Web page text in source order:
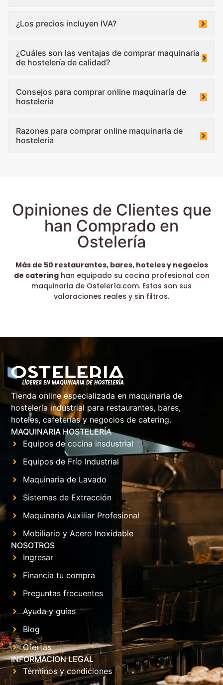
¿Los precios incluyen IVA?
¿Cuáles son las ventajas de comprar maquinaria
de hostelería de calidad?
Consejos para comprar online maquinaría de
hostelería
Razones para comprar online maquinaria de
hostelería
Opiniones de Clientes que
han Comprado en
Ostelería
Más de 50 restaurantes, bares, hoteles y negocios
de cateringhan equipado su cocina profesional con
maquinaria de Ostelería.com. Estas son sus
valoraciones reales y sin filtros.
Tienda online especializada en maquinaria de
hostelería industrial para restaurantes, bares,
hoteles, cafeterías y negocios de catering.
MAQUINARIA HOSTELERÍA
Equipos de cocina insdustrial
Equipos de Frío Industrial
Maquinaria de Lavado
Sistemas de Extracción
Maquinaria Auxiliar Profesional
Mobiliario y Acero Inoxidable
NOSOTROS
Ingresar
Financia tu compra
Preguntas frecuentes
Ayuda y guías
Blog
Ofertas
INFORMACION LEGAL
Términos y condiciones